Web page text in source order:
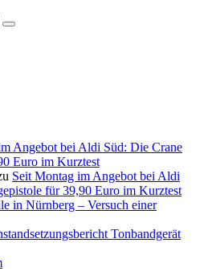
Angebot bei Aldi Süd: Die Crane
Euro im Kurztest
Seit Montag im Angebot bei Aldi
für 39,90 Euro im Kurztest
in Nürnberg – Versuch einer
Tonbandgerät